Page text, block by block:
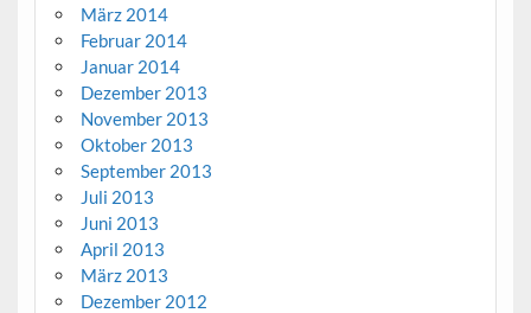
März 2014
Februar 2014
Januar 2014
Dezember 2013
November 2013
Oktober 2013
September 2013
Juli 2013
Juni 2013
April 2013
März 2013
Dezember 2012